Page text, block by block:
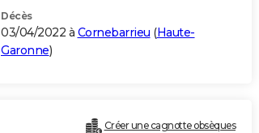
Décès
03/04/2022 à Cornebarrieu (Haute-
Garonne)
Créer une cagnotte obsèques